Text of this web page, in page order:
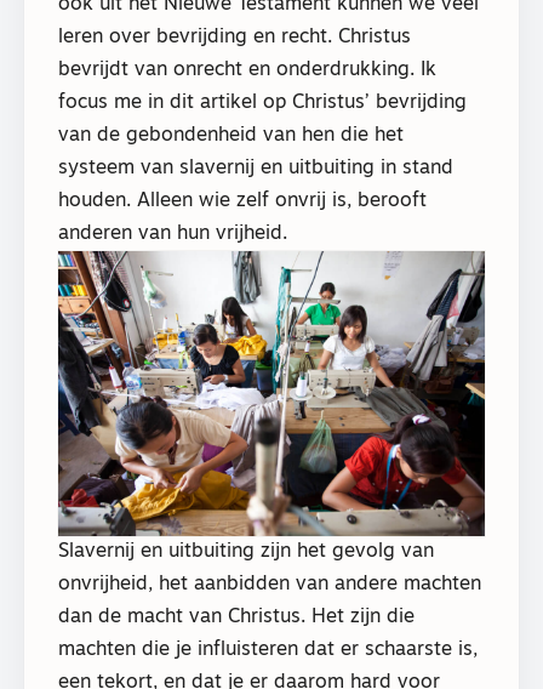
ook uit het Nieuwe Testament kunnen we veel
leren over bevrijding en recht. Christus
bevrijdt van onrecht en onderdrukking. Ik
focus me in dit artikel op Christus’ bevrijding
van de gebondenheid van hen die het
systeem van slavernij en uitbuiting in stand
houden. Alleen wie zelf onvrij is, berooft
anderen van hun vrijheid.
Slavernij en uitbuiting zijn het gevolg van
onvrijheid, het aanbidden van andere machten
dan de macht van Christus. Het zijn die
machten die je influisteren dat er schaarste is,
een tekort, en dat je er daarom hard voor